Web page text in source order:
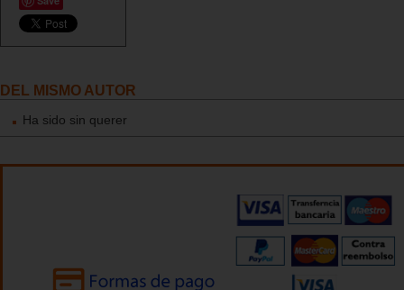
DEL MISMO AUTOR
Ha sido sin querer